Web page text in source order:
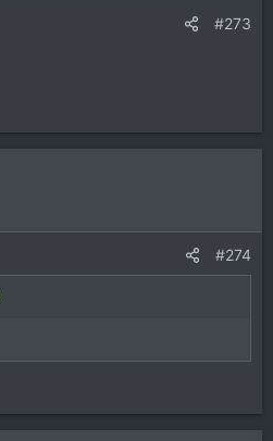
#273
#274